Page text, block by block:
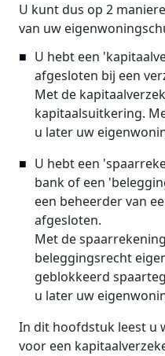
U kunt dus op 2
van uw
U hebt een
afgesloten bij een
Met de
kapitaalsuitkering.
u later uw
U hebt een
bank of een
een beheerder van
afgesloten.
Met de
beleggingsrecht
geblokkeerd
u later uw
In dit hoofdstuk leest u
voor een